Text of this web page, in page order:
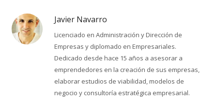
Javier Navarro
Licenciado en Administración y Dirección de
Empresas y diplomado en Empresariales.
Dedicado desde hace 15 años a asesorar a
emprendedores en la creación de sus empresas,
elaborar estudios de viabilidad, modelos de
negocio y consultoría estratégica empresarial.